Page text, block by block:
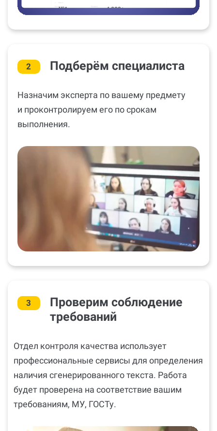
2 Подберём специалиста
Назначим эксперта по вашему предмету
и проконтролируем его по срокам
выполнения.
3
Проверим соблюдение
требований
Отдел контроля качества использует
профессиональные сервисы для определения
наличия сгенерированного текста. Работа
будет проверена на соответствие вашим
требованиям, МУ, ГОСТу.